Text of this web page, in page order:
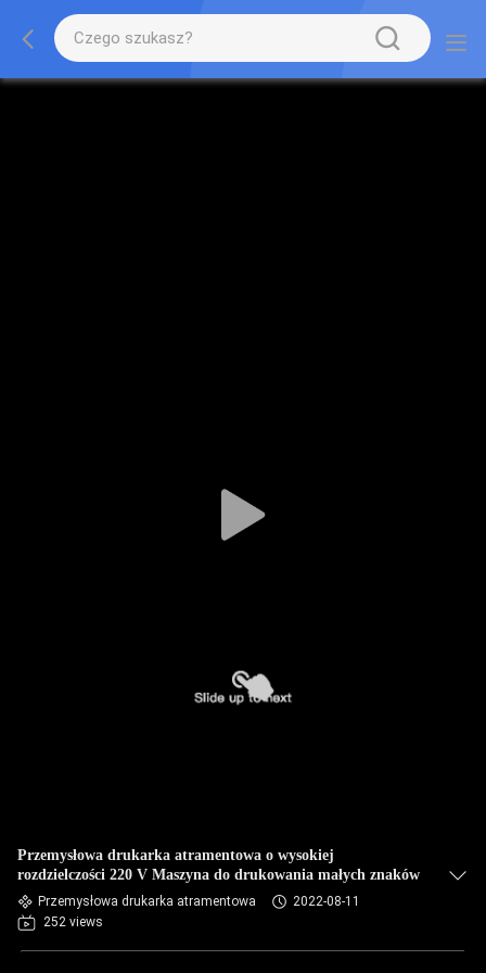
Przemysłowa drukarka atramentowa o wysokiej
rozdzielczości 220 V Maszyna do drukowania małych znaków
Przemysłowa drukarka atramentowa
2022-08-11
252 views